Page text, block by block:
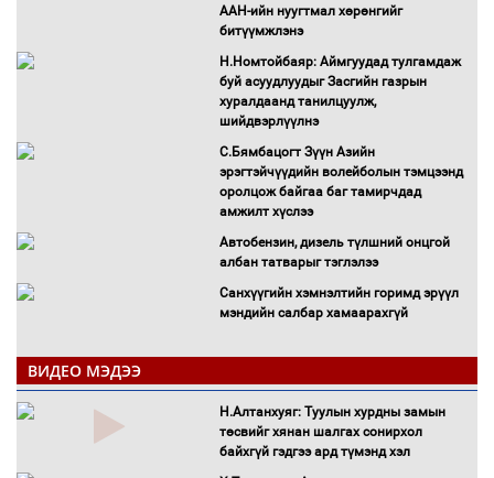
ААН-ийн нуугтмал хөрөнгийг
битүүмжлэнэ
Н.Номтойбаяр: Аймгуудад тулгамдаж
буй асуудлуудыг Засгийн газрын
хуралдаанд танилцуулж,
шийдвэрлүүлнэ
С.Бямбацогт Зүүн Азийн
эрэгтэйчүүдийн волейболын тэмцээнд
оролцож байгаа баг тамирчдад
амжилт хүслээ
Автобензин, дизель түлшний онцгой
албан татварыг тэглэлээ
Санхүүгийн хэмнэлтийн горимд эрүүл
мэндийн салбар хамаарахгүй
болгоно
Монгол Улс “COP17”-д “Тал хээрийн
төлөвлөгөө”-гөө танилцуулна
ВИДЕО МЭДЭЭ
Н.Алтанхуяг: Туулын хурдны замын
төсвийг хянан шалгах сонирхол
байхгүй гэдгээ ард түмэнд хэл